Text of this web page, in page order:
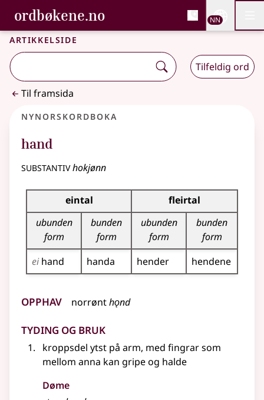
Gå til hovudinnhald
Tilgjenge
ordbøkene.no, Bokmålsordboka og
Bokmålsordboka og Nynorskordboka
NN
Artikkelside
Tilfeldig ord
Til framsida
Nynorskordboka
hand
substantivhokjønn
Bøyningstabell for dette substantivet
eintal
fleirtal
ubunden
form
bunden
form
ubunden
form
bunden
form
ei hand handa hender hendene
Opphav norrønthǫnd
Tyding og bruk
kroppsdel ytst på arm, med fingrar som
mellom anna kan gripe og halde
Døme